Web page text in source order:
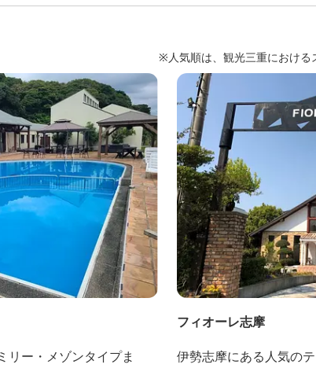
※人気順は、観光三重における
リー・メゾンタイプま
フィオーレ志摩
伊勢志摩にある人気の